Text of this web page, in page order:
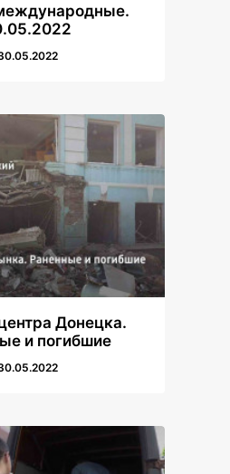
Донецка.
и погибшие